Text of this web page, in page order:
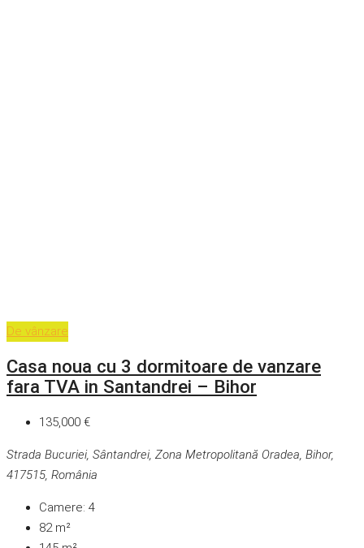
De vânzare
Casa noua cu 3 dormitoare de vanzare
fara TVA in Santandrei – Bihor
135,000 €
Strada Bucuriei, Sântandrei, Zona Metropolitană Oradea, Bihor,
417515, România
Camere: 4
82 m²